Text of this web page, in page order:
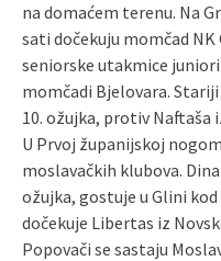
na domaćem terenu. Na
sati dočekuju momčad NK
seniorske utakmice
momčadi Bjelovara.
10. ožujka, protiv Naftaša
U Prvoj županijskoj
moslavačkih klubova.
ožujka, gostuje u Glini
dočekuje Libertas iz
Popovači se sastaju